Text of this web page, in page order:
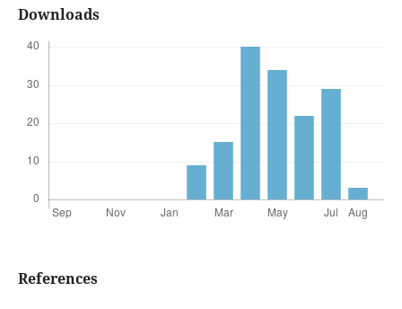
Downloads
References